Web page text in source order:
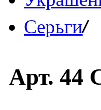
Серьги/
Арт. 44